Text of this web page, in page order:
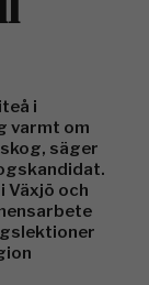
i
varmt om
säger
Växjö och